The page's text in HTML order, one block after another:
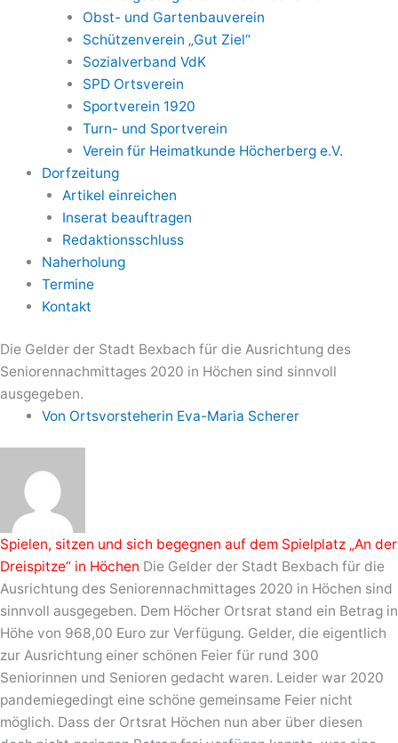
Obst- und Gartenbauverein
Schützenverein „Gut Ziel“
Sozialverband VdK
SPD Ortsverein
Sportverein 1920
Turn- und Sportverein
Verein für Heimatkunde Höcherberg e.V.
Dorfzeitung
Artikel einreichen
Inserat beauftragen
Redaktionsschluss
Naherholung
Termine
Kontakt
Die Gelder der Stadt Bexbach für die Ausrichtung des
Seniorennachmittages 2020 in Höchen sind sinnvoll
ausgegeben.
Von Ortsvorsteherin Eva-Maria Scherer
Spielen, sitzen und sich begegnen auf dem Spielplatz „An der
Dreispitze“ in Höchen Die Gelder der Stadt Bexbach für die
Ausrichtung des Seniorennachmittages 2020 in Höchen sind
sinnvoll ausgegeben. Dem Höcher Ortsrat stand ein Betrag in
Höhe von 968,00 Euro zur Verfügung. Gelder, die eigentlich
zur Ausrichtung einer schönen Feier für rund 300
Seniorinnen und Senioren gedacht waren. Leider war 2020
pandemiegedingt eine schöne gemeinsame Feier nicht
möglich. Dass der Ortsrat Höchen nun aber über diesen